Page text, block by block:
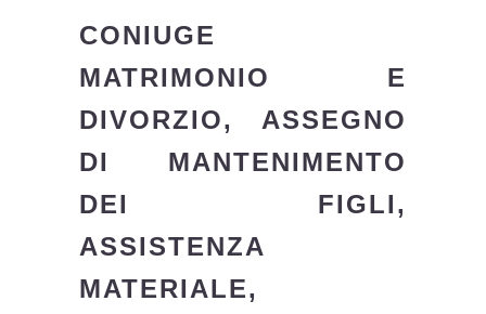
CONIUGE
MATRIMONIO E
DIVORZIO, ASSEGNO
DI MANTENIMENTO
DEI FIGLI,
ASSISTENZA
MATERIALE,